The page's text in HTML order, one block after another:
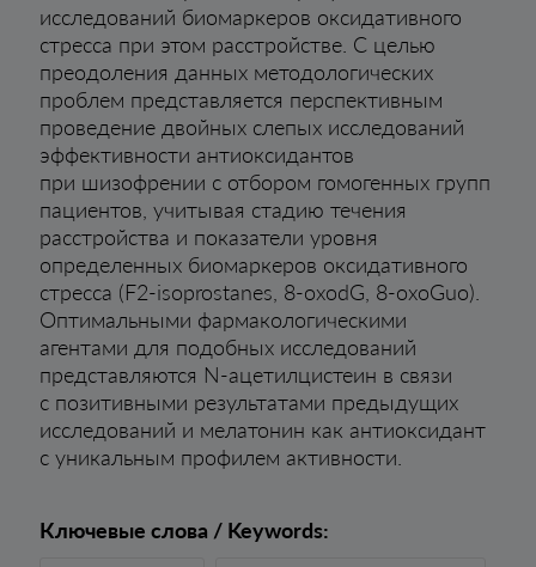
исследований биомаркеров оксидативного
стресса при этом расстройстве. С целью
преодоления данных методологических
проблем представляется перспективным
проведение двойных слепых исследований
эффективности антиоксидантов
при шизофрении с отбором гомогенных групп
пациентов, учитывая стадию течения
расстройства и показатели уровня
определенных биомаркеров оксидативного
стресса (F2-isoprostanes, 8-oxodG, 8-oxoGuo).
Оптимальными фармакологическими
агентами для подобных исследований
представляются N-ацетилцистеин в связи
с позитивными результатами предыдущих
исследований и мелатонин как антиоксидант
с уникальным профилем активности.
Ключевые слова / Keywords: